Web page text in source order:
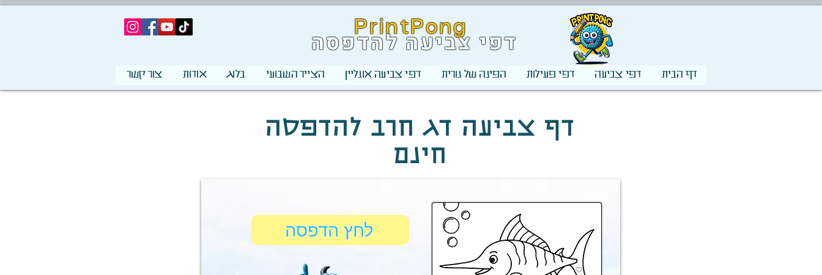
PrintPong
דפי צביעה להדפסה
דף הבית דפי צביעה דפי פעילות הפינה של נורית דפי צביעה אונליין הצייר השבועי בלוג אודות צור קשר
דף צביעה דג חרב להדפסה
חינם
לחץ הדפסה